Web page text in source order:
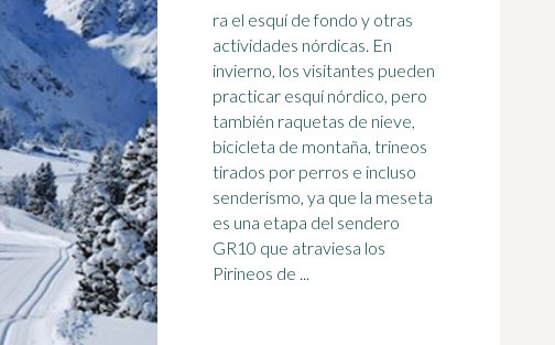
ra el esquí de fondo y otras
actividades nórdicas. En
invierno, los visitantes pueden
practicar esquí nórdico, pero
también raquetas de nieve,
bicicleta de montaña, trineos
tirados por perros e incluso
senderismo, ya que la meseta
es una etapa del sendero
GR10 que atraviesa los
Pirineos de ...